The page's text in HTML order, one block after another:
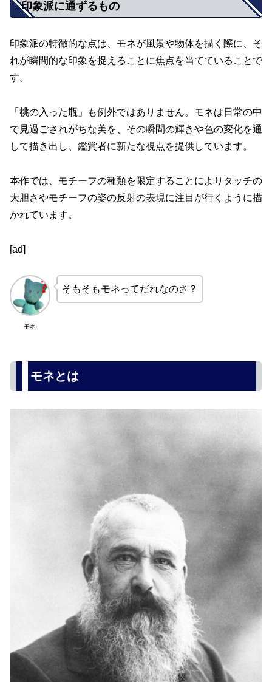
印象派に通ずるもの
印象派の特徴的な点は、モネが風景や物体を描く際に、そ
れが瞬間的な印象を捉えることに焦点を当てていることで
す。
「桃の入った瓶」も例外ではありません。モネは日常の中
で見過ごされがちな美を、その瞬間の輝きや色の変化を通
して描き出し、鑑賞者に新たな視点を提供しています。
本作では、モチーフの種類を限定することによりタッチの
大胆さやモチーフの姿の反射の表現に注目が行くように描
かれています。
[ad]
モネ
そもそもモネってだれなのさ？
モネとは